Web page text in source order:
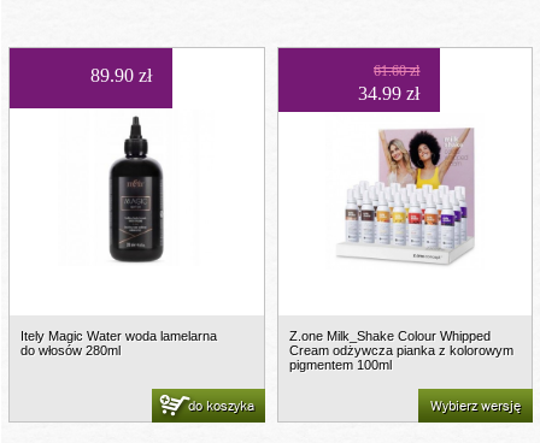
89.90 zł
Itely Magic Water woda lamelarna
do włosów 280ml
do koszyka
61.60 zł
34.99 zł
Z.one Milk_Shake Colour Whipped
Cream odżywcza pianka z kolorowym
pigmentem 100ml
Wybierz wersję